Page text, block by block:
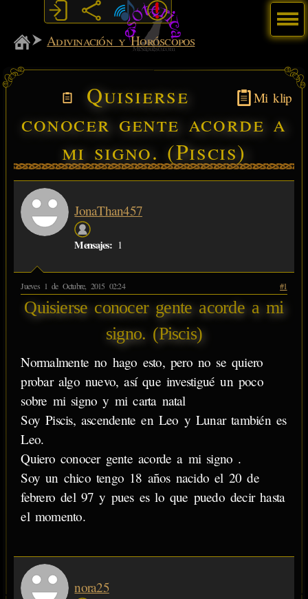
MiSabueso
Adivinación y Horóscopos
Mi klip
Quisierse
conocer gente acorde a
mi signo. (Piscis)
JonaThan457
Mensajes: 1
Jueves 1 de Octubre, 2015 02:24 #1
Quisierse conocer gente acorde a mi
signo. (Piscis)
Normalmente no hago esto, pero no se quiero
probar algo nuevo, así que investigué un poco
sobre mi signo y mi carta natal
Soy Piscis, ascendente en Leo y Lunar también es
Leo.
Quiero conocer gente acorde a mi signo .
Soy un chico tengo 18 años nacido el 20 de
febrero del 97 y pues es lo que puedo decir hasta
el momento.
nora25
Menú